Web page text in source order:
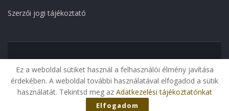
Szerzői jogi tájékoztató
Kezdőoldal Megszűnt vonalak
Kaposvár
Jelenlegi vonalak
© 2025 SomogyiVasutak.hu
Ez a weboldal sütiket használ a felhasználói élmény javítása
érdekében. A weboldal további használatával elfogadod a sütik
használatát. Tekintsd meg az Adatkezelési tájékoztatónkat
Elfogadom